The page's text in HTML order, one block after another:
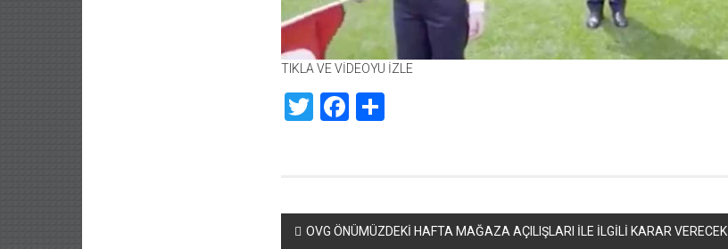
TIKLA VE VİDEOYU İZLE
TwitterFacebook
Yazı
OVG ÖNÜMÜZDEKİ HAFTA MAĞAZA AÇILIŞLARI İLE İLGİLİ KARAR VERECEK